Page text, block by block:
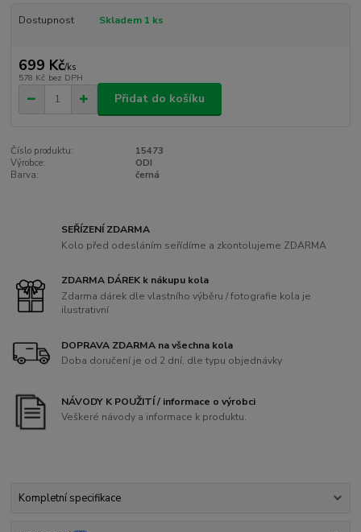
Dostupnost Skladem 1 ks
699 Kč/ks
578 Kč bez DPH
Přidat do košíku
Číslo produktu:
15473
Výrobce:
ODI
Barva:
černá
SEŘÍZENÍ ZDARMA
Kolo před odesláním seřídíme a zkontolujeme ZDARMA
ZDARMA DÁREK k nákupu kola
Zdarma dárek dle vlastního výběru / fotografie kola je
ilustrativní
DOPRAVA ZDARMA na všechna kola
Doba doručení je od 2 dní, dle typu objednávky
NÁVODY K POUŽITÍ / informace o výrobci
Veškeré návody a informace k produktu.
Kompletní specifikace